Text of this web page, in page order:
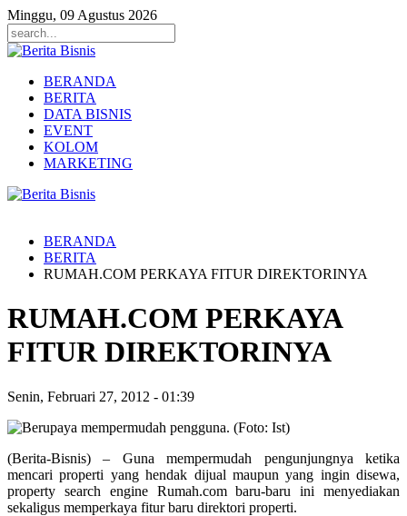
Minggu, 09 Agustus 2026
BERANDA
BERITA
DATA BISNIS
EVENT
KOLOM
MARKETING
BERANDA
BERITA
RUMAH.COM PERKAYA FITUR DIREKTORINYA
RUMAH.COM PERKAYA
FITUR DIREKTORINYA
Senin, Februari 27, 2012 - 01:39
(Berita-Bisnis) – Guna mempermudah pengunjungnya ketika
mencari properti yang hendak dijual maupun yang ingin disewa,
property search engine Rumah.com baru-baru ini menyediakan
sekaligus memperkaya fitur baru direktori properti.